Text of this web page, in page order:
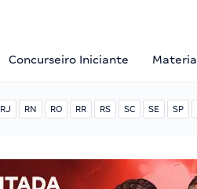
Concurseiro Iniciante
RJ RN RO RR RS SC SE SP